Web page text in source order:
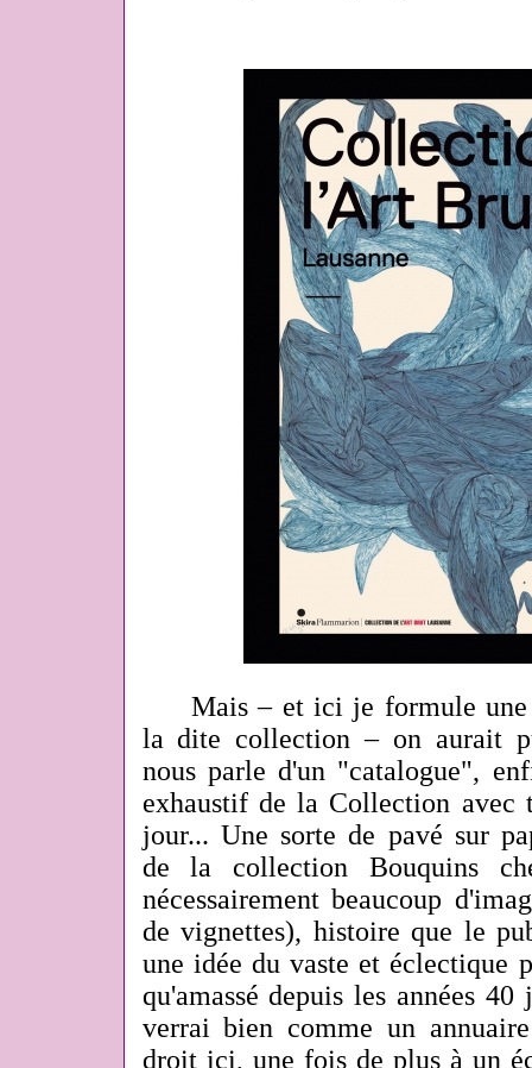
Mais – et ici je formule une
la dite collection – on aurait
nous parle d'un "catalogue",
exhaustif de la Collection avec
jour... Une sorte de pavé sur
de la collection Bouquins
nécessairement beaucoup
de vignettes), histoire que le
une idée du vaste et éclectique
qu'amassé depuis les années
verrai bien comme un
droit ici, une fois de plusà un